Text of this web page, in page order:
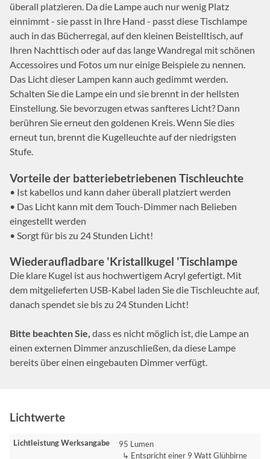
überall platzieren. Da die Lampe auch nur wenig Platz
einnimmt - sie passt in Ihre Hand - passt diese Tischlampe
auch in das Bücherregal, auf den kleinen Beistelltisch, auf
Ihren Nachttisch oder auf das lange Wandregal mit schönen
Accessoires und Fotos um nur einige Beispiele zu nennen.
Das Licht dieser Lampen kann auch gedimmt werden.
Schalten Sie die Lampe ein und sie brennt in der hellsten
Einstellung. Sie bevorzugen etwas sanfteres Licht? Dann
berühren Sie erneut den goldenen Kreis. Wenn Sie dies
erneut tun, brennt die Kugelleuchte auf der niedrigsten
Stufe.
Vorteile der batteriebetriebenen Tischleuchte
• Ist kabellos und kann daher überall platziert werden
• Das Licht kann mit dem Touch-Dimmer nach Belieben
eingestellt werden
• Sorgt für bis zu 24 Stunden Licht!
Wiederaufladbare 'Kristallkugel 'Tischlampe
Die klare Kugel ist aus hochwertigem Acryl gefertigt. Mit
dem mitgelieferten USB-Kabel laden Sie die Tischleuchte auf,
danach spendet sie bis zu 24 Stunden Licht!
Bitte beachten Sie, dass es nicht möglich ist, die Lampe an
einen externen Dimmer anzuschließen, da diese Lampe
bereits über einen eingebauten Dimmer verfügt.
Lichtwerte
Lichtleistung Werksangabe
95 Lumen
↳ Entspricht einer 9 Watt Glühbirne